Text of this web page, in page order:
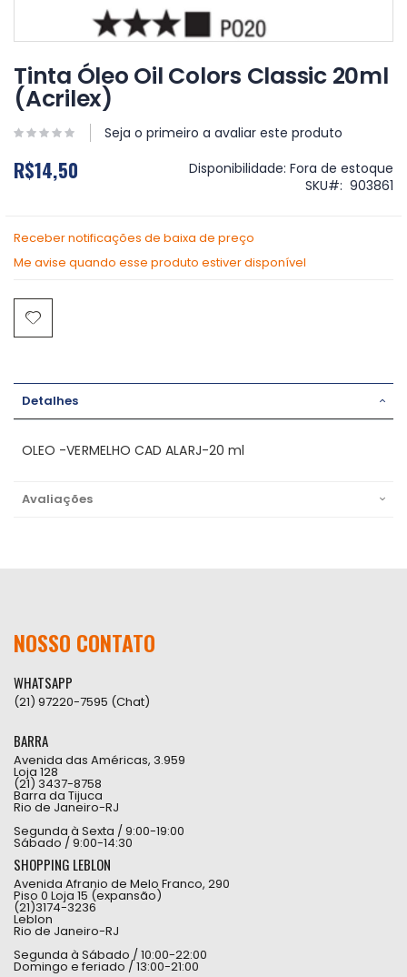
para
o
início
da
Galeria
imagens
Tinta Óleo Oil Colors Classic 20ml
(Acrilex)
Seja o primeiro a avaliar este produto
R$14,50 Disponibilidade: Fora de estoque
SKU
903861
Receber notificações de baixa de preço
Me avise quando esse produto estiver disponível
Detalhes
OLEO -VERMELHO CAD ALARJ-20 ml
Avaliações
NOSSO CONTATO
WHATSAPP
(21) 97220-7595 (Chat)
BARRA
Avenida das Américas, 3.959
Loja 128
(21) 3437-8758
Barra da Tijuca
Rio de Janeiro-RJ
Segunda à Sexta / 9:00-19:00
Sábado / 9:00-14:30
SHOPPING LEBLON
Avenida Afranio de Melo Franco, 290
Piso 0 Loja 15 (expansão)
(21)3174-3236
Leblon
Rio de Janeiro-RJ
Segunda à Sábado / 10:00-22:00
Domingo e feriado / 13:00-21:00